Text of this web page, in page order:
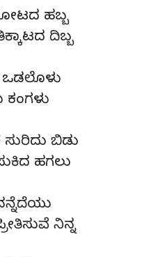
ಹಬ್ಬ
ದಿಬ್ಬ
ಒಡಲೊಳು
ಬಿಡು
ಹಗಲು
ನಿನ್ನ